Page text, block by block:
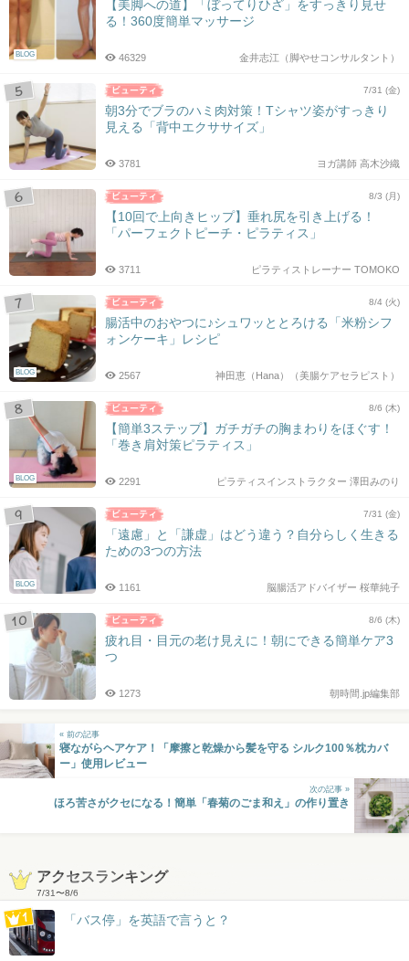
BLOG
【美脚への道】「ぼってりひざ」をすっきり見せ
る！360度簡単マッサージ
金井志江（脚やせコンサルタント）
46329
7/31 (金)
朝3分でブラのハミ肉対策！Tシャツ姿がすっきり
見える「背中エクササイズ」
ヨガ講師 高木沙織
3781
8/3 (月)
【10回で上向きヒップ】垂れ尻を引き上げる！
「パーフェクトピーチ・ピラティス」
ピラティストレーナー TOMOKO
3711
BLOG
8/4 (火)
腸活中のおやつに♪シュワッととろける「米粉シフ
ォンケーキ」レシピ
神田恵（Hana）（美腸ケアセラピスト）
2567
BLOG
8/6 (木)
【簡単3ステップ】ガチガチの胸まわりをほぐす！
「巻き肩対策ピラティス」
ピラティスインストラクター 澤田みのり
2291
BLOG
7/31 (金)
「遠慮」と「謙虚」はどう違う？自分らしく生きる
ための3つの方法
脳腸活アドバイザー 桜華純子
1161
8/6 (木)
疲れ目・目元の老け見えに！朝にできる簡単ケア3
つ
朝時間.jp編集部
1273
« 前の記事
寝ながらヘアケア！「摩擦と乾燥から髪を守る シルク100％枕カバ
ー」使用レビュー
次の記事 »
ほろ苦さがクセになる！簡単「春菊のごま和え」の作り置き
アクセスランキング
7/31〜8/6
「バス停」を英語で言うと？